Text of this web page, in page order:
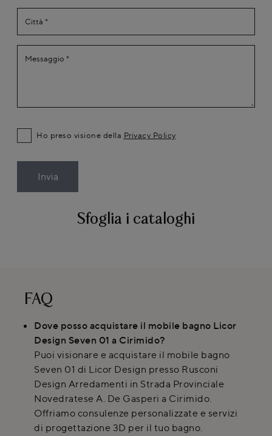
Sfoglia i cataloghi
Ho preso visione della Privacy Policy
Invia
FAQ
Dove posso acquistare il mobile bagno Licor
Design Seven 01 a Cirimido?
Puoi visionare e acquistare il mobile bagno
Seven 01 di Licor Design presso Rusconi
Design Arredamenti in Strada Provinciale
Novedratese A. De Gasperi a Cirimido.
Offriamo consulenze personalizzate e servizi
di progettazione 3D per il tuo bagno.